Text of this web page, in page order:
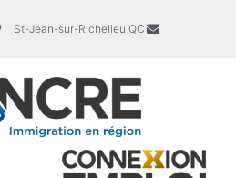
St-Jean-sur-Richelieu QC